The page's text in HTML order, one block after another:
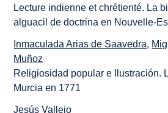
Lecture indienne et chrétienté. La
alguacil de doctrina en Nouvelle-
Inmaculada Arias de Saavedra,
Muñoz
Religiosidad popular e Ilustración.
Murcia en 1771
Jesús Vallejo